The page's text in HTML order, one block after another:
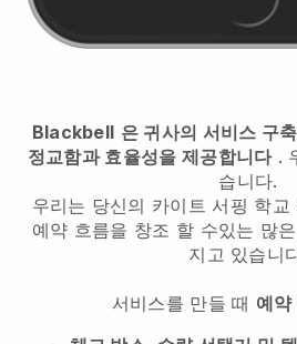
Blackbell 은 귀사의 서비스 구
정교함과 효율성을 제공합니다.
습니다.
우리는 당신의 카이트 서핑 학
예약 흐름을 창조 할 수있는 많
지고 있습니
서비스를 만들 때 예